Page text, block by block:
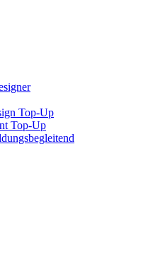
Top-Up
Top-Up